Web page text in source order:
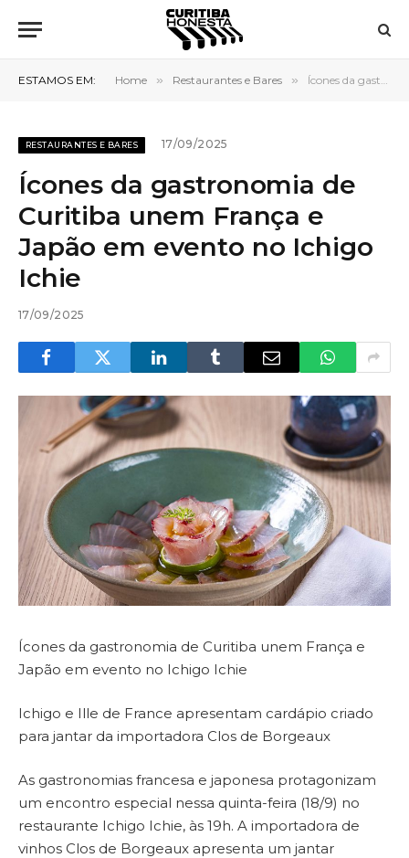
ESTAMOS EM: Home » Restaurantes e Bares » Ícones da gastronomia de Curitiba unem França e Japão em evento no Ichigo Ichie
RESTAURANTES E BARES 17/09/2025
Ícones da gastronomia de
Curitiba unem França e
Japão em evento no Ichigo
Ichie
17/09/2025
Ícones da gastronomia de Curitiba unem França e
Japão em evento no Ichigo Ichie
Ichigo e Ille de France apresentam cardápio criado
para jantar da importadora Clos de Borgeaux
As gastronomias francesa e japonesa protagonizam
um encontro especial nessa quinta-feira (18/9) no
restaurante Ichigo Ichie, às 19h. A importadora de
vinhos Clos de Borgeaux apresenta um jantar